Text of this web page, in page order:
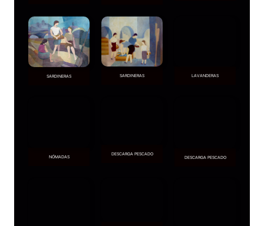
SARDINERAS SARDINERAS LAVANDERAS
NÓMADAS DESCARGA PESCADO
DESCARGA PESCADO